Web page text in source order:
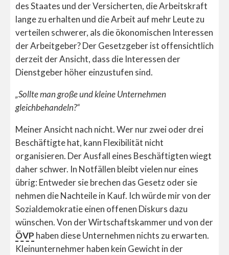
des Staates und der Versicherten, die Arbeitskraft
lange zu erhalten und die Arbeit auf mehr Leute zu
verteilen schwerer, als die ökonomischen Interessen
der Arbeitgeber? Der Gesetzgeber ist offensichtlich
derzeit der Ansicht, dass die Interessen der
Dienstgeber höher einzustufen sind.
„Sollte man große und kleine Unternehmen
gleichbehandeln?“
Meiner Ansicht nach nicht. Wer nur zwei oder drei
Beschäftigte hat, kann Flexibilität nicht
organisieren. Der Ausfall eines Beschäftigten wiegt
daher schwer. In Notfällen bleibt vielen nur eines
übrig: Entweder sie brechen das Gesetz oder sie
nehmen die Nachteile in Kauf. Ich würde mir von der
Sozialdemokratie einen offenen Diskurs dazu
wünschen. Von der Wirtschaftskammer und von der
ÖVP haben diese Unternehmen nichts zu erwarten.
Kleinunternehmer haben kein Gewicht in der